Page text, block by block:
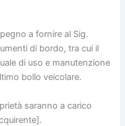
a fornire al Sig.
di bordo, tra cui il
di uso e manutenzione
bollo veicolare.
saranno a carico